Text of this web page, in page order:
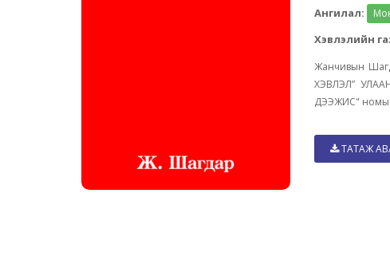
Ангилал:
Хэвлэлийн
Жанчивын
ХЭВЛЭЛ”
ДЭЭЖИС" номын
ТАТАЖ